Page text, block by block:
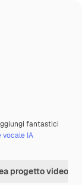
fantastici
IA
progetto video